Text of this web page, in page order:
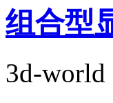
组合型
3d-world